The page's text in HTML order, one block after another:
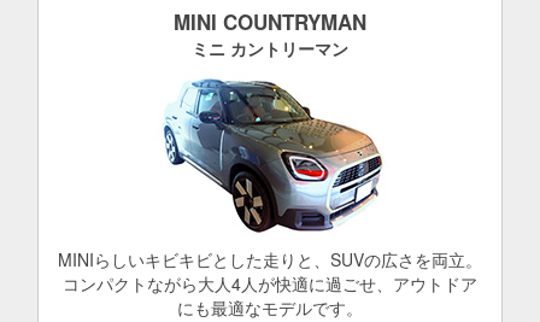
MINI COUNTRYMAN
ミニ カントリーマン
MINIらしいキビキビとした走りと、SUVの広さを両立。
コンパクトながら大人4人が快適に過ごせ、アウトドア
にも最適なモデルです。